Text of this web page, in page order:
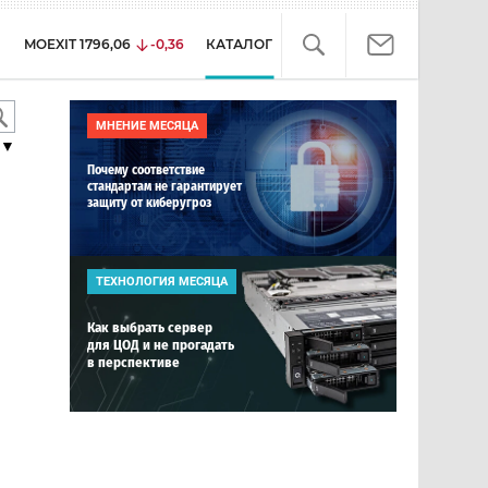
MOEXIT 1796,06 -0,36 КАТАЛОГ
МНЕНИЕ МЕСЯЦА
Почему соответствие
стандартам не гарантирует
защиту от киберугроз
ТЕХНОЛОГИЯ МЕСЯЦА
Как выбрать сервер
для ЦОД и не прогадать
в перспективе